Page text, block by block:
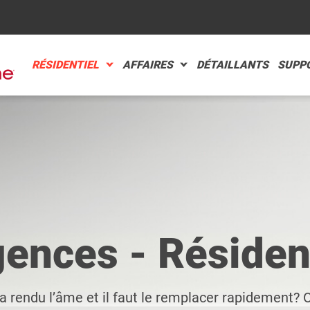
RÉSIDENTIEL
AIR
AFFAIRES DÉTAILLANTS
-
rendu l’âme et il faut le remplacer rapidement?